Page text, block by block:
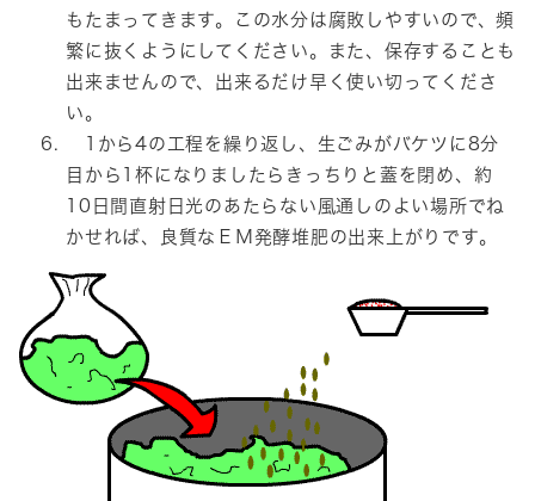
もたまってきます。この水分は腐敗しやすいので、頻
繁に抜くようにしてください。また、保存することも
出来ませんので、出来るだけ早く使い切ってくださ
い。
1から4の工程を繰り返し、生ごみがバケツに8分
目から1杯になりましたらきっちりと蓋を閉め、約
10日間直射日光のあたらない風通しのよい場所でね
かせれば、良質なＥＭ発酵堆肥の出来上がりです。